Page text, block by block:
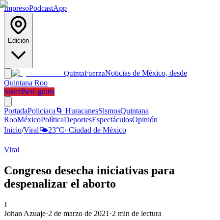
ImpresoPodcastApp
Edición
QuintaFuerzaNoticias de México, desde
Quintana Roo
Suscríbete gratis
PortadaPoliciaca 🌀 HuracanesSismosQuintana
RooMéxicoPolíticaDeportesEspectáculosOpinión
Inicio/Viral🌤️23°C· Ciudad de México
Viral
Congreso desecha iniciativas para
despenalizar el aborto
J
Johan Azuaje·2 de marzo de 2021 ·2 min de lectura